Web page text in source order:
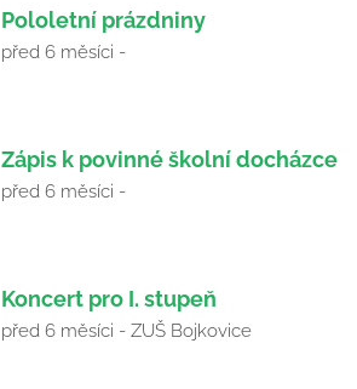
Pololetní prázdniny
před 6 měsíci -
Zápis k povinné školní docházce
před 6 měsíci -
Koncert pro I. stupeň
před 6 měsíci - ZUŠ Bojkovice